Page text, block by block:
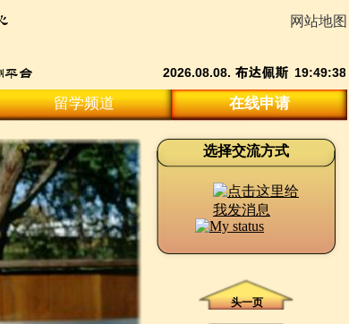
网站地图
留学频道 在线申请
头一页
选择交流方式